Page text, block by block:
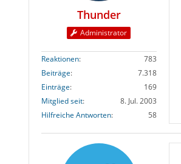
Thunder
Administrator
Reaktionen
783
Beiträge
7.318
Einträge
169
Mitglied seit
8. Jul. 2003
Hilfreiche Antworten
58